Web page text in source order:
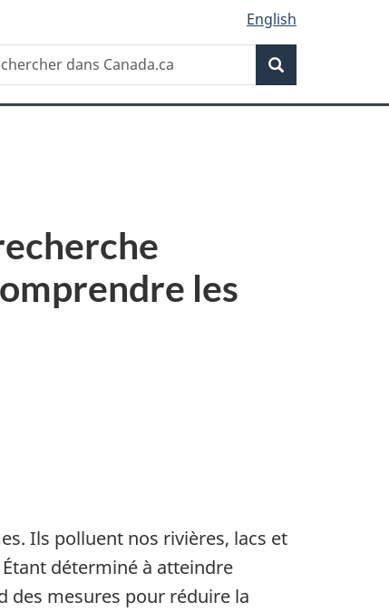
English
les
Ils polluent nos rivières, lacs et
déterminé à atteindre
des mesures pour réduire la